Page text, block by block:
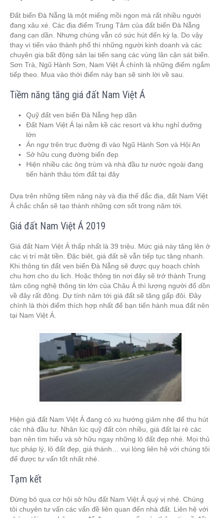
Đất biển Đà Nẵng là một miếng mồi ngon mà rất nhiều người
đang xâu xé. Các địa điểm Trung Tâm của đất biển Đà Nẵng
đang cạn dần. Nhưng chúng vẫn có sức hút đến kỳ lạ. Do vậy
thay vì tiến vào thành phố thì những người kinh doanh và các
chuyên gia bất động sản lại tiến sang các vùng lân cận sát biển.
Sơn Trà, Ngũ Hành Sơn, Nam Việt Á chính là những điểm ngắm
tiếp theo. Mua vào thời điểm này bạn sẽ sinh lời về sau.
Tiềm năng tăng giá đất Nam Việt Á
Quỹ đất ven biển Đà Nẵng hẹp dần
Đất Nam Việt Á lại nằm kề các resort và khu nghỉ dưỡng
lớn
Án ngự trên trục đường đi vào Ngũ Hành Sơn và Hội An
Sở hữu cung đường biển đẹp
Hiện nhiều các ông trùm và nhà đầu tư nước ngoài đang
tiến hành thâu tóm đất tại đây
Dựa trên những tiềm năng này và địa thế đắc địa, đất Nam Việt
Á chắc chắn sẽ tạo thành những cơn sốt trong năm tới.
Giá đất Nam Việt Á 2019
Giá đất Nam Việt Á thấp nhất là 39 triệu. Mức giá này tăng lên ở
các vị trí mặt tiền. Đặc biêt, giá đất sẽ vẫn tiếp tục tăng nhanh.
Khi thông tin đất ven biển Đà Nẵng sẽ được quy hoạch chỉnh
chu hơn cho du lịch. Hoặc thông tin nơi đây sẽ trở thành Trung
tâm công nghệ thông tin lớn của Châu Á thì lượng người đổ dồn
về đây rất đông. Dự tính năm tới giá đất sẽ tăng gấp đôi. Đây
chính là thời điểm thích hợp nhất để bạn tiến hành mua đất nên
tại Nam Việt Á.
Hiện giá đất Nam Việt Á đang có xu hướng giảm nhẹ để thu hút
các nhà đầu tư. Nhân lúc quỹ đất còn nhiều, giá đất lại rẻ các
bạn nên tìm hiểu và sở hữu ngay những lô đất đẹp nhé. Mọi thủ
tục pháp lý, lô đất đẹp, giá thành… vui lòng liên hệ với chúng tôi
để được tư vấn tốt nhất nhé.
Tạm kết
Đừng bỏ qua cơ hội sở hữu đất Nam Việt Á quý vị nhé. Chúng
tôi chuyên tư vấn các vấn đề liên quan đến nhà đất. Liên hệ với